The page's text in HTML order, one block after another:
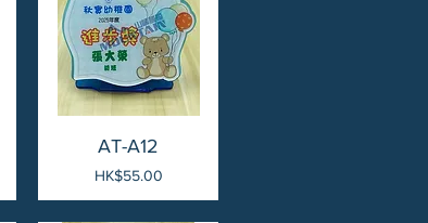
AT-A12
價格
HK$55.00